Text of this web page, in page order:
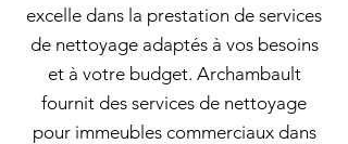
excelle dans la prestation de services
de nettoyage adaptés à vos besoins
et à votre budget. Archambault
fournit des services de nettoyage
pour immeubles commerciaux dans